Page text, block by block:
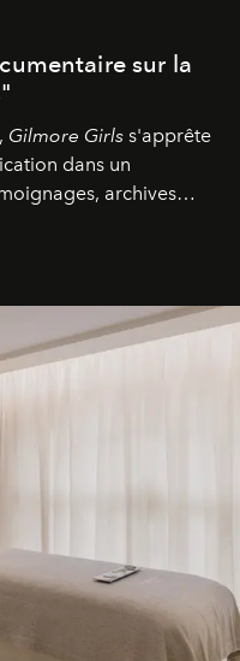
sur la
Gilmore Girls s'apprête
dans un
archives